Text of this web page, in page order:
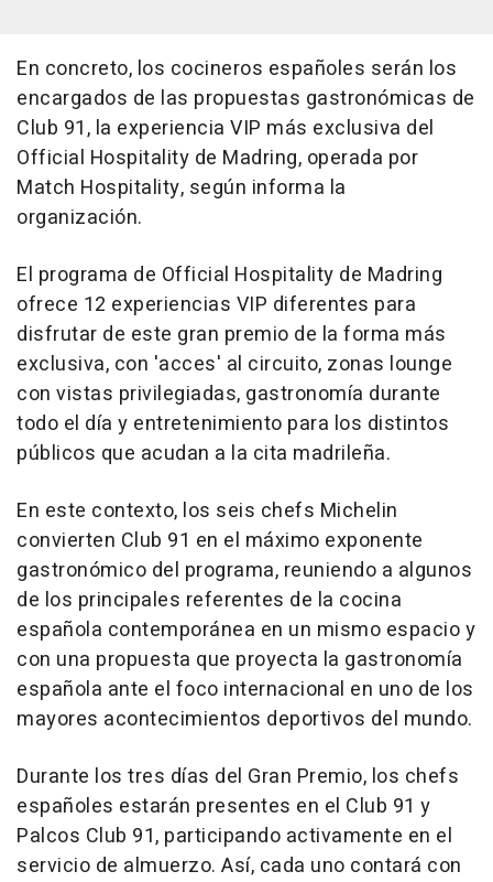
En concreto, los cocineros españoles serán los
encargados de las propuestas gastronómicas de
Club 91, la experiencia VIP más exclusiva del
Official Hospitality de Madring, operada por
Match Hospitality, según informa la
organización.
El programa de Official Hospitality de Madring
ofrece 12 experiencias VIP diferentes para
disfrutar de este gran premio de la forma más
exclusiva, con 'acces' al circuito, zonas lounge
con vistas privilegiadas, gastronomía durante
todo el día y entretenimiento para los distintos
públicos que acudan a la cita madrileña.
En este contexto, los seis chefs Michelin
convierten Club 91 en el máximo exponente
gastronómico del programa, reuniendo a algunos
de los principales referentes de la cocina
española contemporánea en un mismo espacio y
con una propuesta que proyecta la gastronomía
española ante el foco internacional en uno de los
mayores acontecimientos deportivos del mundo.
Durante los tres días del Gran Premio, los chefs
españoles estarán presentes en el Club 91 y
Palcos Club 91, participando activamente en el
servicio de almuerzo. Así, cada uno contará con